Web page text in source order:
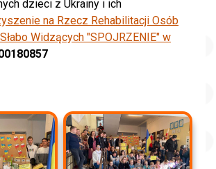
dzieci z Ukrainy i ich
na Rzecz Rehabilitacji Osób
Widzących "SPOJRZENIE" w